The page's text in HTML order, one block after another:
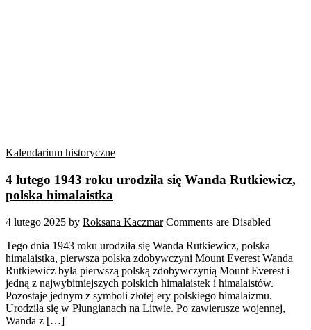
Kalendarium historyczne
4 lutego 1943 roku urodziła się Wanda Rutkiewicz,
polska himalaistka
4 lutego 2025 by Roksana Kaczmar Comments are Disabled
Tego dnia 1943 roku urodziła się Wanda Rutkiewicz, polska
himalaistka, pierwsza polska zdobywczyni Mount Everest Wanda
Rutkiewicz była pierwszą polską zdobywczynią Mount Everest i
jedną z najwybitniejszych polskich himalaistek i himalaistów.
Pozostaje jednym z symboli złotej ery polskiego himalaizmu.
Urodziła się w Płungianach na Litwie. Po zawierusze wojennej,
Wanda z […]